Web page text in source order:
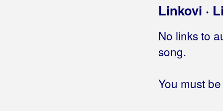
Linkovi ·
No links to
song.
You must